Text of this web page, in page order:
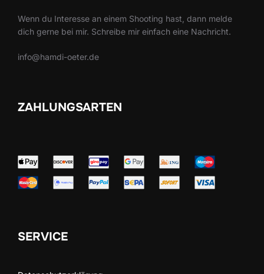
Wenn du Interesse an einem Shooting hast, dann melde
dich gerne bei mir. Schreibe mir einfach eine Nachricht.
info@hamdi-oeter.de
ZAHLUNGSARTEN
SERVICE